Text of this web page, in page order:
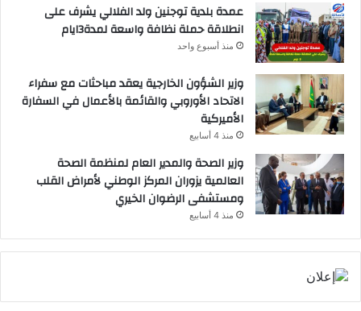
عمدة بلدية توجنين ولد الفلالي يشرف على
انطلاقة حملة نظافة واسعة لمدة3ايام
منذ أسبوع واحد
وزير الشؤون الخارجية يعقد مباحثات مع سفراء
الاتحاد الأوروبي والقائمة بالأعمال في السفارة
الأميركية
منذ 4 أسابيع
وزير الصحة والمدير العام لمنظمة الصحة
العالمية يزوران المركز الوطني لأمراض القلب
ومستشفى الرضوان الخيري
منذ 4 أسابيع